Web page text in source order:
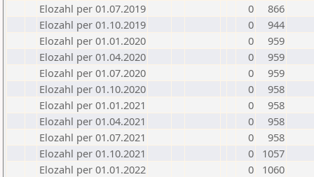
Elozahl per 01.07.2019
0
866
Elozahl per 01.10.2019
0
944
Elozahl per 01.01.2020
0
959
Elozahl per 01.04.2020
0
959
Elozahl per 01.07.2020
0
959
Elozahl per 01.10.2020
0
958
Elozahl per 01.01.2021
0
958
Elozahl per 01.04.2021
0
958
Elozahl per 01.07.2021
0
958
Elozahl per 01.10.2021
0
1057
Elozahl per 01.01.2022
0
1060